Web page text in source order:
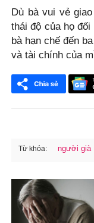
Dù bà vui vẻ
thái độ của họ
bà hạn chế đến
và tài chính của
Từ khóa: người già